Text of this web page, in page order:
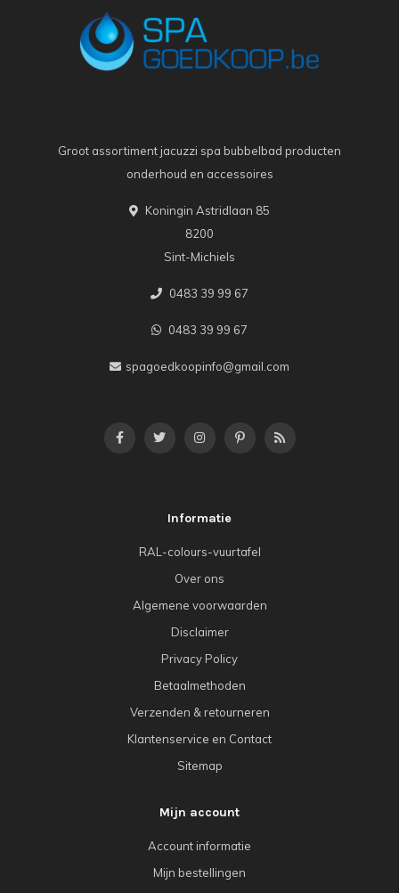
Groot assortiment jacuzzi spa bubbelbad producten
onderhoud en accessoires
Koningin Astridlaan 85
8200
Sint-Michiels
0483 39 99 67
0483 39 99 67
spagoedkoopinfo@gmail.com
Informatie
RAL-colours-vuurtafel
Over ons
Algemene voorwaarden
Disclaimer
Privacy Policy
Betaalmethoden
Verzenden & retourneren
Klantenservice en Contact
Sitemap
Mijn account
Account informatie
Mijn bestellingen